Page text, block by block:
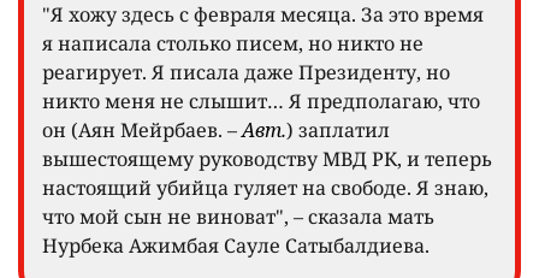
"Я хожу здесь с февраля месяца. За это время
я написала столько писем, но никто не
реагирует. Я писала даже Президенту, но
никто меня не слышит… Я предполагаю, что
он (Аян Мейрбаев. –Авт.) заплатил
вышестоящему руководству МВД РК, и теперь
настоящий убийца гуляет на свободе. Я знаю,
что мой сын не виноват", – сказала мать
Нурбека Ажимбая Сауле Сатыбалдиева.